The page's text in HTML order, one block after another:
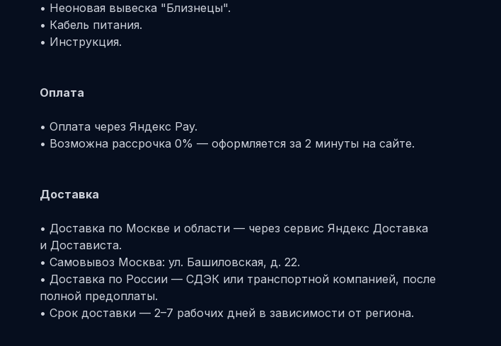
• Неоновая вывеска "Близнецы".
• Кабель питания.
• Инструкция.
Оплата
• Оплата через Яндекс Pay.
• Возможна рассрочка 0% — оформляется за 2 минуты на сайте.
Доставка
• Доставка по Москве и области — через сервис Яндекс Доставка
и Достависта.
• Самовывоз Москва: ул. Башиловская, д. 22.
• Доставка по России — СДЭК или транспортной компанией, после
полной предоплаты.
• Срок доставки — 2–7 рабочих дней в зависимости от региона.